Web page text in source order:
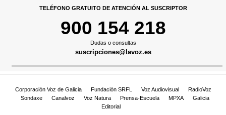
TELÉFONO GRATUITO DE ATENCIÓN AL SUSCRIPTOR
900 154 218
Dudas o consultas
suscripciones@lavoz.es
Corporación Voz de Galicia Fundación SRFL Voz Audiovisual
RadioVoz
Sondaxe
Canalvoz Voz Natura Prensa-Escuela MPXA
Galicia
Editorial